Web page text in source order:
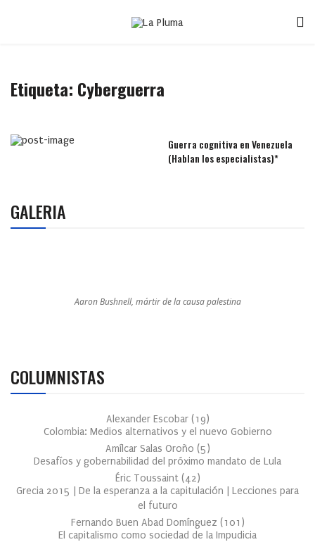
Etiqueta: Cyberguerra
Guerra cognitiva en Venezuela
(Hablan los especialistas)*
GALERIA
Aaron Bushnell, mártir de la causa palestina
COLUMNISTAS
Alexander Escobar (19)
Colombia: Medios alternativos y el nuevo Gobierno
Amílcar Salas Oroño (5)
Desafíos y gobernabilidad del próximo mandato de Lula
Éric Toussaint (42)
Grecia 2015 | De la esperanza a la capitulación | Lecciones para
el futuro
Fernando Buen Abad Domínguez (101 )
El capitalismo como sociedad de la Impudicia